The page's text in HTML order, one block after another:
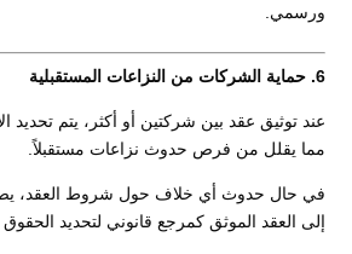
ورسمي.
6. حماية الشركات من النزاعات المستقبلية
عند توثيق عقد بين شركتين أو أكثر، يتم تحديد
مما يقلل من فرص حدوث نزاعات مستقبلاً.
في حال حدوث أي خلاف حول شروط العقد،
إلى العقد الموثق كمرجع قانوني لتحديد الحقوق